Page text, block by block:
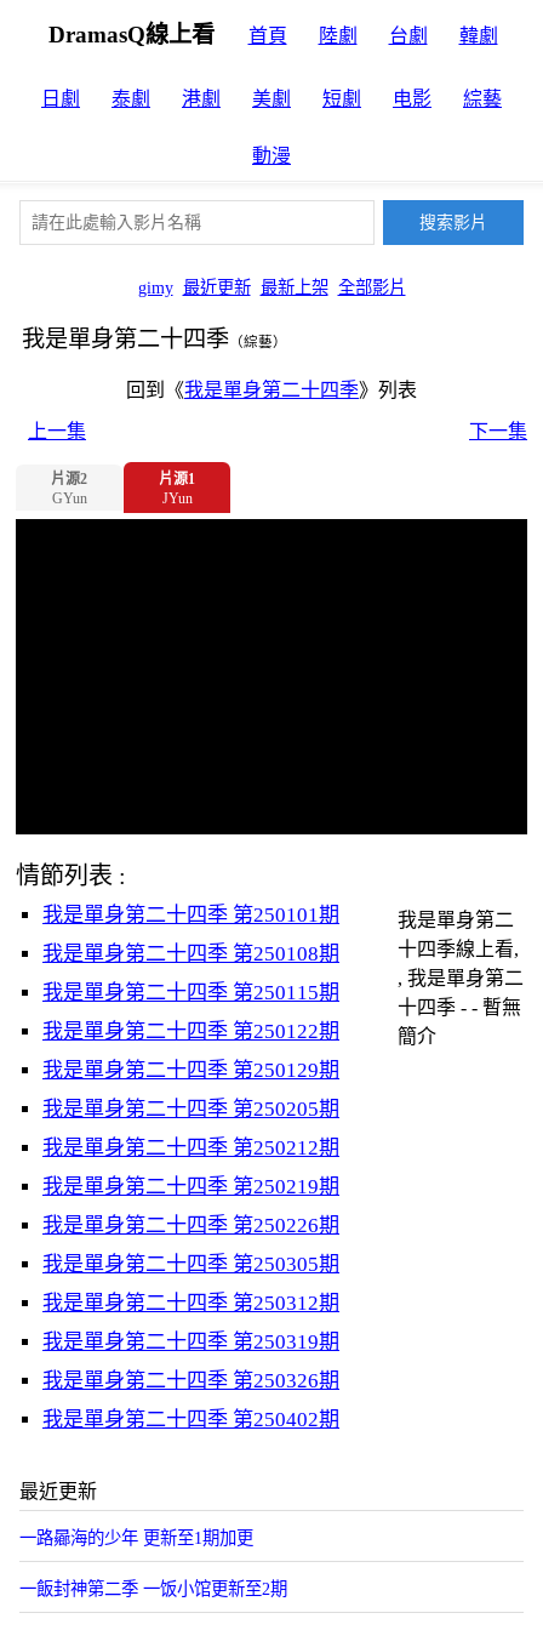
DramasQ線上看 首頁 陸劇 台劇 韓劇
日劇 泰劇 港劇 美劇 短劇 电影 綜藝
動漫
gimy 最近更新 最新上架 全部影片
我是單身第二十四季 （綜藝）
回到《我是單身第二十四季》列表
上一集
下一集
片源2
GYun
片源1
JYun
情節列表 :
我是單身第二十四季 第250101期
我是單身第二十四季 第250108期
我是單身第二十四季 第250115期
我是單身第二十四季 第250122期
我是單身第二十四季 第250129期
我是單身第二十四季 第250205期
我是單身第二十四季 第250212期
我是單身第二十四季 第250219期
我是單身第二十四季 第250226期
我是單身第二十四季 第250305期
我是單身第二十四季 第250312期
我是單身第二十四季 第250319期
我是單身第二十四季 第250326期
我是單身第二十四季 第250402期
我是單身第二
十四季線上看,
, 我是單身第二
十四季 - - 暫無
簡介
最近更新
一路曏海的少年 更新至1期加更
一飯封神第二季 一饭小馆更新至2期